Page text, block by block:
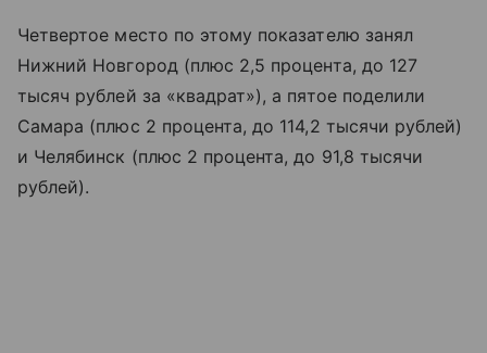
Четвертое место по этому показателю занял
Нижний Новгород (плюс 2,5 процента, до 127
тысяч рублей за «квадрат»), а пятое поделили
Самара (плюс 2 процента, до 114,2 тысячи рублей)
и Челябинск (плюс 2 процента, до 91,8 тысячи
рублей).